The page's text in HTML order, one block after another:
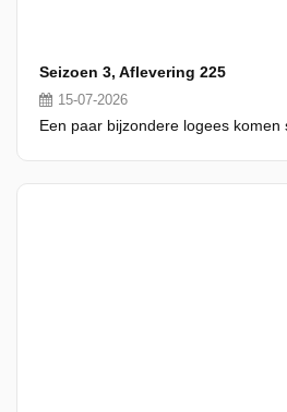
Seizoen 3, Aflevering 225
15-07-2026
Een paar bijzondere logees komen